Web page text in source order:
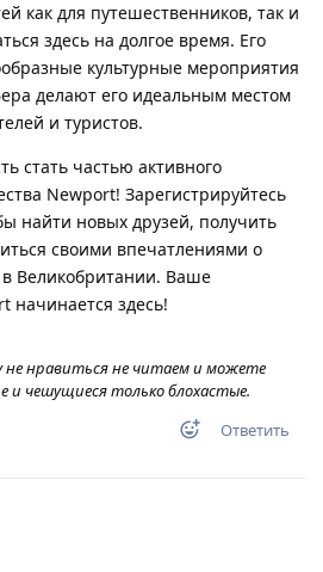
как для путешественников, так и
здесь на долгое время. Его
культурные мероприятия
делают его идеальным местом
и туристов.
стать частью активного
Newport! Зарегистрируйтесь
найти новых друзей, получить
своими впечатлениями о
Великобритании. Ваше
начинается здесь!
нравиться не читаем и можете
и чешущиеся только блохастые.
Ответить